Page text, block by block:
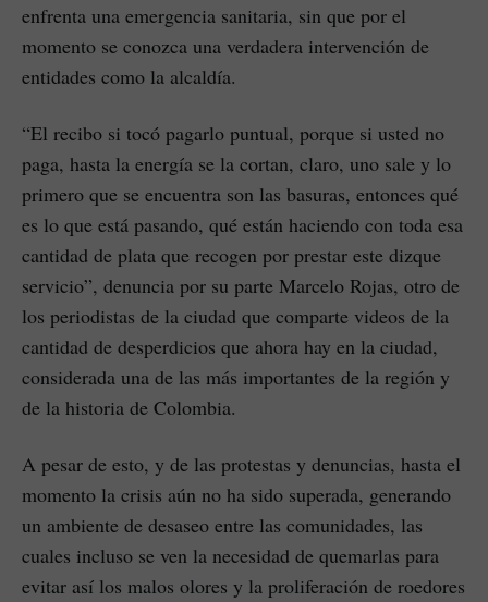
enfrenta una emergencia sanitaria, sin que por el
momento se conozca una verdadera intervención de
entidades como la alcaldía.
“El recibo si tocó pagarlo puntual, porque si usted no
paga, hasta la energía se la cortan, claro, uno sale y lo
primero que se encuentra son las basuras, entonces qué
es lo que está pasando, qué están haciendo con toda esa
cantidad de plata que recogen por prestar este dizque
servicio”, denuncia por su parte Marcelo Rojas, otro de
los periodistas de la ciudad que comparte videos de la
cantidad de desperdicios que ahora hay en la ciudad,
considerada una de las más importantes de la región y
de la historia de Colombia.
A pesar de esto, y de las protestas y denuncias, hasta el
momento la crisis aún no ha sido superada, generando
un ambiente de desaseo entre las comunidades, las
cuales incluso se ven la necesidad de quemarlas para
evitar así los malos olores y la proliferación de roedores